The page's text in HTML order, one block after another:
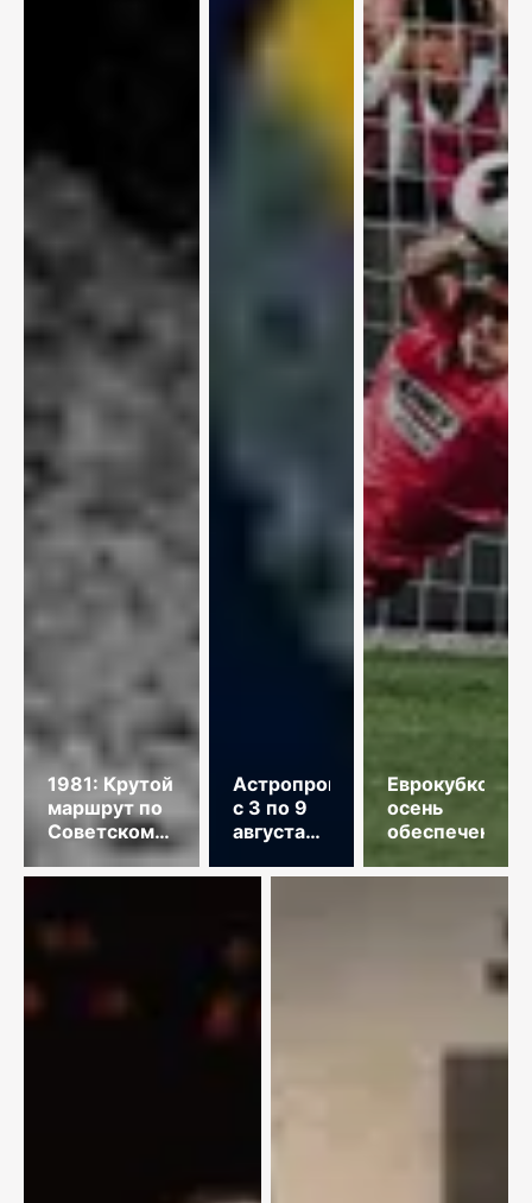
1981: Крутой
маршрут по
Советскому
Союзу
Астропрогноз
с 3 по 9
августа
года
Еврокубковая
осень
обеспечена